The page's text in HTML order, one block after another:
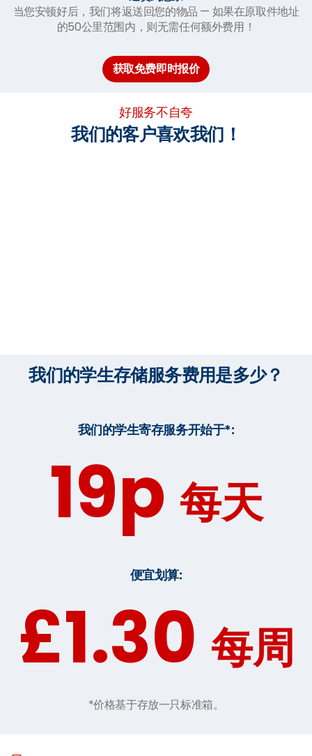
当您安顿好后，我们将返送回您的物品 — 如果在原取件地址
的50公里范围内，则无需任何额外费用！
获取免费即时报价
好服务不自夸
我们的客户喜欢我们！
我们的学生存储服务费用是多少？
我们的学生寄存服务开始于*:
19p 每天
便宜划算:
£1.30 每周
*价格基于存放一只标准箱。